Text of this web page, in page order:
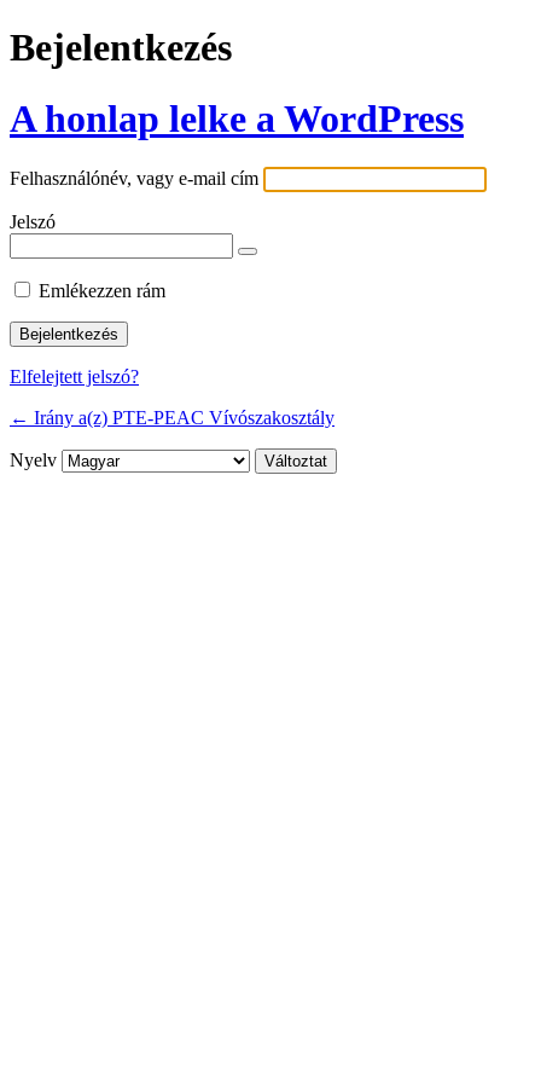
Bejelentkezés
A honlap lelke a WordPress
Felhasználónév, vagy e-mail cím
Jelszó
Emlékezzen rám
Elfelejtett jelszó?
← Irány a(z) PTE-PEAC Vívószakosztály
Nyelv